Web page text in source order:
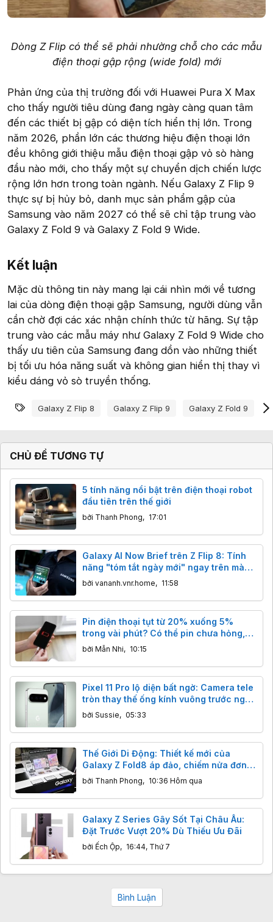
Dòng Z Flip có thể sẽ phải nhường chỗ cho các mẫu
điện thoại gập rộng (wide fold) mới
Phản ứng của thị trường đối với Huawei Pura X Max
cho thấy người tiêu dùng đang ngày càng quan tâm
đến các thiết bị gập có diện tích hiển thị lớn. Trong
năm 2026, phần lớn các thương hiệu điện thoại lớn
đều không giới thiệu mẫu điện thoại gập vỏ sò hàng
đầu nào mới, cho thấy một sự chuyển dịch chiến lược
rộng lớn hơn trong toàn ngành. Nếu Galaxy Z Flip 9
thực sự bị hủy bỏ, danh mục sản phẩm gập của
Samsung vào năm 2027 có thể sẽ chỉ tập trung vào
Galaxy Z Fold 9 và Galaxy Z Fold 9 Wide.
Kết luận​
Mặc dù thông tin này mang lại cái nhìn mới về tương
lai của dòng điện thoại gập Samsung, người dùng vẫn
cần chờ đợi các xác nhận chính thức từ hãng. Sự tập
trung vào các mẫu máy như Galaxy Z Fold 9 Wide cho
thấy ưu tiên của Samsung đang dồn vào những thiết
bị tối ưu hóa năng suất và không gian hiển thị thay vì
kiểu dáng vỏ sò truyền thống.
Từ khóa
Galaxy Z Flip 8 Galaxy Z Flip 9 Galaxy Z Fold 9
CHỦ ĐỀ TƯƠNG TỰ
5 tính năng nổi bật trên điện thoại robot
đầu tiên trên thế giới
bởi Thanh Phong, 17:01
Galaxy AI Now Brief trên Z Flip 8: Tính
năng "tóm tắt ngày mới" ngay trên màn
phụ hoạt động thế nào?
bởi vananh.vnr.home, 11:58
Pin điện thoại tụt từ 20% xuống 5%
trong vài phút? Có thể pin chưa hỏng,
chỉ là máy đang “đếm sai”
bởi Mẫn Nhi, 10:15
Pixel 11 Pro lộ diện bất ngờ: Camera tele
tròn thay thế ống kính vuông trước ngày
ra mắt.
bởi Sussie, 05:33
Thế Giới Di Động: Thiết kế mới của
Galaxy Z Fold8 áp đảo, chiếm nửa đơn
đặt trước
bởi Thanh Phong, 10:36 Hôm qua
Galaxy Z Series Gây Sốt Tại Châu Âu:
Đặt Trước Vượt 20% Dù Thiếu Ưu Đãi
bởi Ếch Ộp, 16:44, Thứ 7
Bình Luận